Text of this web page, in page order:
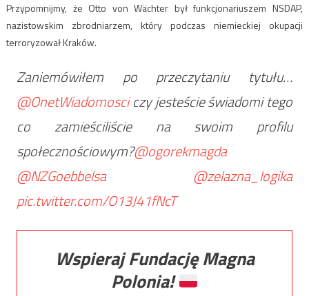
Przypomnijmy, że Otto von Wächter był funkcjonariuszem NSDAP,
nazistowskim zbrodniarzem, który podczas niemieckiej okupacji
terroryzował Kraków.
Zaniemówiłem po przeczytaniu tytułu…
@OnetWiadomosciczy jesteście świadomi tego
co zamieściliście na swoim profilu
społecznościowym?@ogorekmagda
@NZGoebbelsa
@zelazna_logika
pic.twitter.com/O13J41fNcT
Wspieraj Fundację Magna
Polonia!